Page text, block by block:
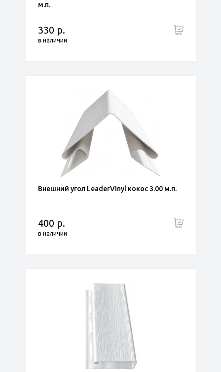
м.п.
330 р.
в наличии
Внешний угол LeaderVinyl кокос 3.00 м.п.
400 р.
в наличии